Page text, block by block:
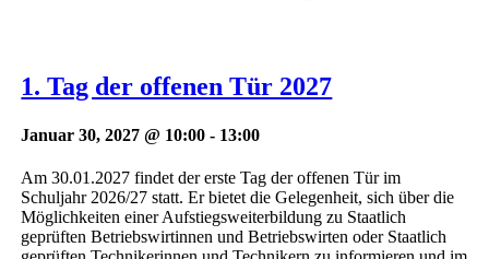
1. Tag der offenen Tür 2027
Januar 30, 2027 @ 10:00 - 13:00
Am 30.01.2027 findet der erste Tag der offenen Tür im
Schuljahr 2026/27 statt. Er bietet die Gelegenheit, sich über die
Möglichkeiten einer Aufstiegsweiterbildung zu Staatlich
geprüften Betriebswirtinnen und Betriebswirten oder Staatlich